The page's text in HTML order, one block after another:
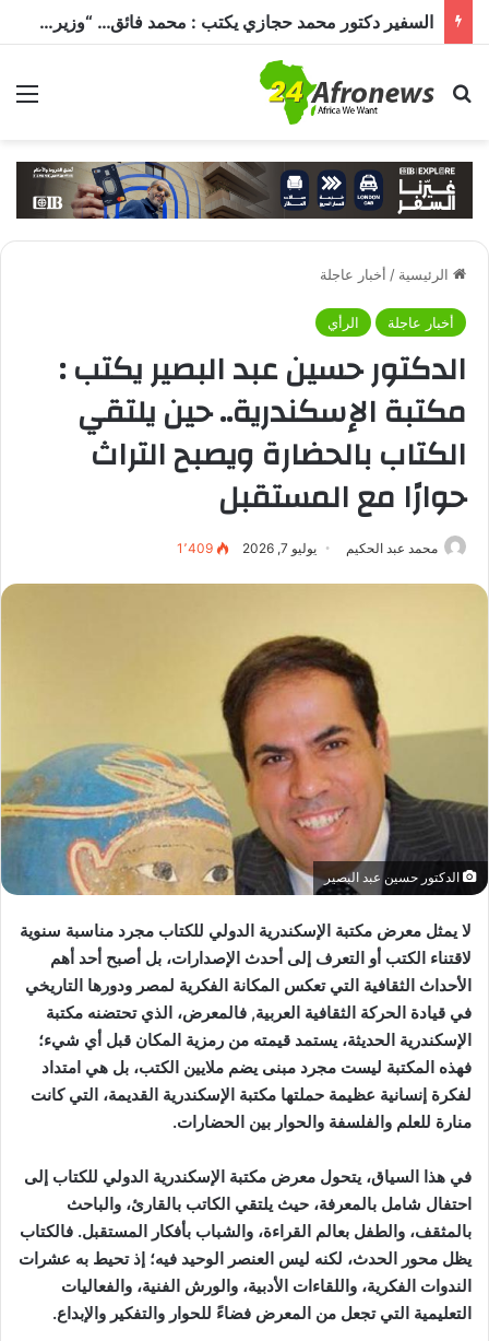
الدكتور بدر عبد العاطي وزير الخارجية والتعاون الدولي المصري في حوار خاص لـ«أفرو نيوز 24»: مصر تولي الأزمة السودانية أولوية خاصة
بحث عن
الرئيسية / أخبار عاجلة
أخبار عاجلة الرأي
الدكتور حسين عبد البصير يكتب :
مكتبة الإسكندرية.. حين يلتقي
الكتاب بالحضارة ويصبح التراث
حوارًا مع المستقبل
محمد عبد الحكيم يوليو 7, 2026 1٬409
الدكتور حسين عبد البصير
لا يمثل معرض مكتبة الإسكندرية الدولي للكتاب مجرد مناسبة سنوية
لاقتناء الكتب أو التعرف إلى أحدث الإصدارات، بل أصبح أحد أهم
الأحداث الثقافية التي تعكس المكانة الفكرية لمصر ودورها التاريخي
في قيادة الحركة الثقافية العربية, فالمعرض، الذي تحتضنه مكتبة
الإسكندرية الحديثة، يستمد قيمته من رمزية المكان قبل أي شيء؛
فهذه المكتبة ليست مجرد مبنى يضم ملايين الكتب، بل هي امتداد
لفكرة إنسانية عظيمة حملتها مكتبة الإسكندرية القديمة، التي كانت
منارة للعلم والفلسفة والحوار بين الحضارات.
في هذا السياق، يتحول معرض مكتبة الإسكندرية الدولي للكتاب إلى
احتفال شامل بالمعرفة، حيث يلتقي الكاتب بالقارئ، والباحث
بالمثقف، والطفل بعالم القراءة، والشباب بأفكار المستقبل. فالكتاب
يظل محور الحدث، لكنه ليس العنصر الوحيد فيه؛ إذ تحيط به عشرات
الندوات الفكرية، واللقاءات الأدبية، والورش الفنية، والفعاليات
التعليمية التي تجعل من المعرض فضاءً للحوار والتفكير والإبداع.